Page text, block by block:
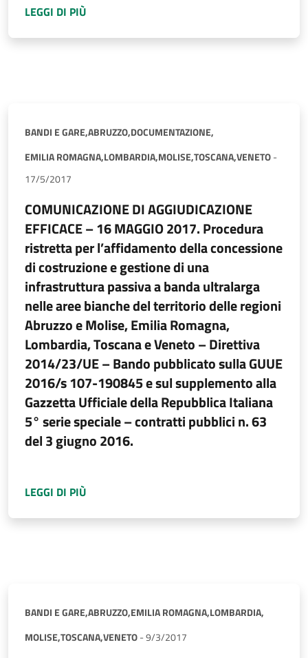
LEGGI DI PIÙ
BANDI E GARE,ABRUZZO,DOCUMENTAZIONE,
EMILIA ROMAGNA,LOMBARDIA,MOLISE,TOSCANA,VENETO-
17/5/2017
COMUNICAZIONE DI AGGIUDICAZIONE
EFFICACE – 16 MAGGIO 2017. Procedura
ristretta per l’affidamento della concessione
di costruzione e gestione di una
infrastruttura passiva a banda ultralarga
nelle aree bianche del territorio delle regioni
Abruzzo e Molise, Emilia Romagna,
Lombardia, Toscana e Veneto – Direttiva
2014/23/UE – Bando pubblicato sulla GUUE
2016/s 107-190845 e sul supplemento alla
Gazzetta Ufficiale della Repubblica Italiana
5° serie speciale – contratti pubblici n. 63
del 3 giugno 2016.
LEGGI DI PIÙ
BANDI E GARE,ABRUZZO,EMILIA ROMAGNA,LOMBARDIA,
MOLISE,TOSCANA,VENETO-9/3/2017